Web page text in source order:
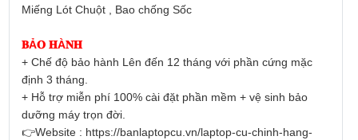
Miếng Lót Chuột , Bao chống Sốc
𝐁Ả𝐎 𝐇À𝐍𝐇
+ Chế độ bảo hành Lên đến 12 tháng với phần cứng mặc
định 3 tháng.
+ Hỗ trợ miễn phí 100% cài đặt phần mềm + vệ sinh bảo
dưỡng máy trọn đời.
👉Website : https://banlaptopcu.vn/laptop-cu-chinh-hang-